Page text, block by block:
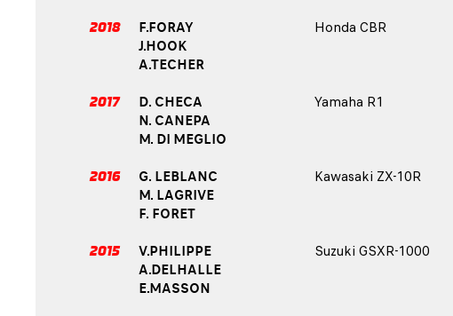
2018
F.FORAY
J.HOOK
A.TECHER
Honda CBR
2017
D. CHECA
N. CANEPA
M. DI MEGLIO
Yamaha R1
2016
G. LEBLANC
M. LAGRIVE
F. FORET
Kawasaki ZX-10R
2015
V.PHILIPPE
A.DELHALLE
E.MASSON
Suzuki GSXR-1000